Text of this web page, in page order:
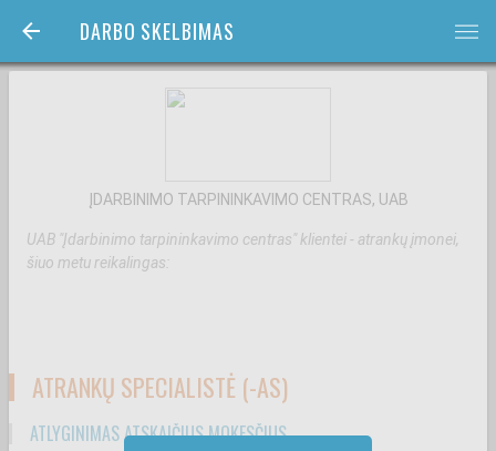
DARBO SKELBIMAS bars
ĮDARBINIMO TARPININKAVIMO CENTRAS, UAB
UAB "Įdarbinimo tarpininkavimo centras" klientei - atrankų įmonei,
šiuo metu reikalingas:
ATRANKŲ SPECIALISTĖ (-AS)
ATLYGINIMAS ATSKAIČIUS MOKESČIUS